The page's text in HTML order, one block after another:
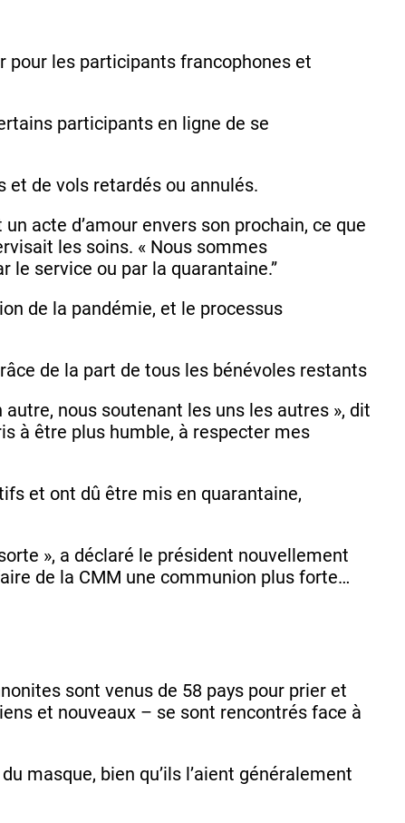
pour les participants francophones et
participants en ligne de se
de vols retardés ou annulés.
acte d’amour envers son prochain, ce que
les soins. « Nous sommes
le service ou par la quarantaine.”
de la pandémie, et le processus
de la part de tous les bénévoles restants
nous soutenant les uns les autres », dit
à être plus humble, à respecter mes
et ont dû être mis en quarantaine,
», a déclaré le président nouvellement
de la CMM une communion plus forte…
sont venus de 58 pays pour prier et
et nouveaux – se sont rencontrés face à
masque, bien qu’ils l’aient généralement